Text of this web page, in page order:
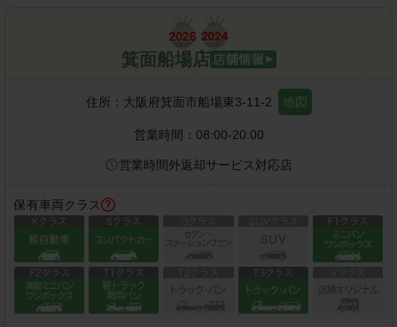
箕面船場店
住所： 大阪府箕面市船場東3-11-2 地図
営業時間： 08:00-20:00
営業時間外返却サービス対応店
保有車両クラス